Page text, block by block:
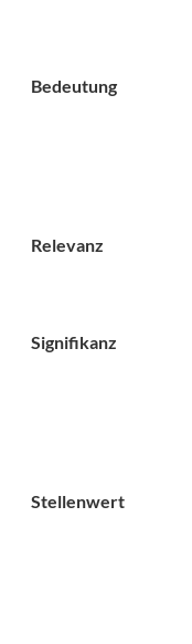
Bedeutung
Relevanz
Signifikanz
Stellenwert